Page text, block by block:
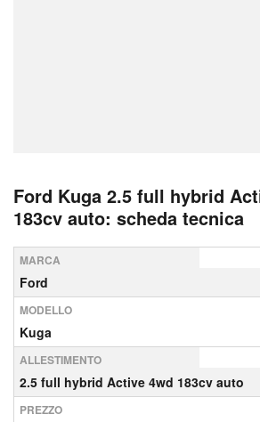
Ford Kuga 2.5 full hybrid
183cv auto: scheda tecnica
MARCA
Ford
MODELLO
Kuga
ALLESTIMENTO
2.5 full hybrid Active 4wd 183cv auto
PREZZO